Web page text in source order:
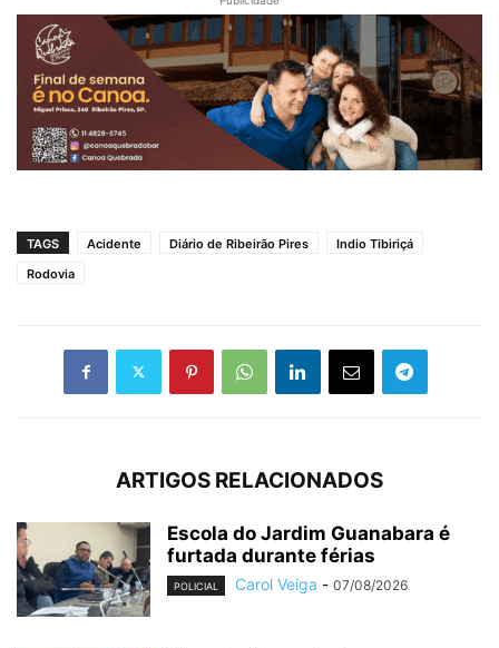
TAGS Acidente Diário de Ribeirão Pires
Indio Tibiriçá
Rodovia
ARTIGOS RELACIONADOS
Escola do Jardim Guanabara é
furtada durante férias
POLICIAL Carol Veiga - 07/08/2026